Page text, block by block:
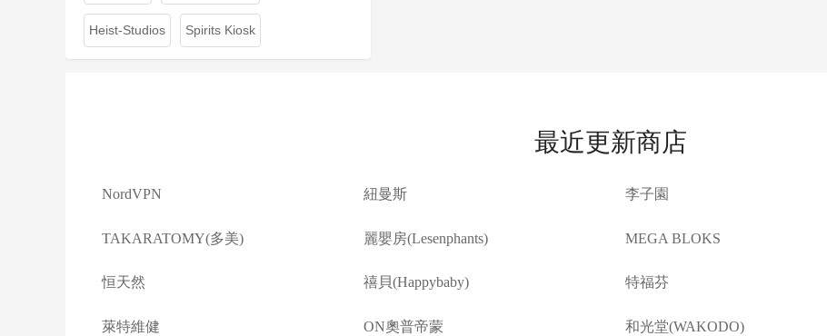
Heist-Studios Spirits Kiosk
最近更新商店
NordVPN 紐曼斯 李子園
TAKARATOMY(多美) 麗嬰房(Lesenphants) MEGA BLOKS
恒天然 禧貝(Happybaby) 特福芬
萊特維健 ON奧普帝蒙 和光堂(WAKODO)